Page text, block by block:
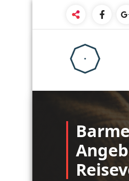
content